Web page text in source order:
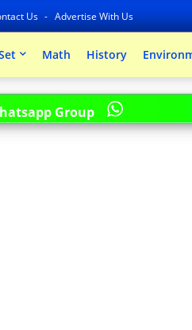
Us Advertise With Us
Math History
Group